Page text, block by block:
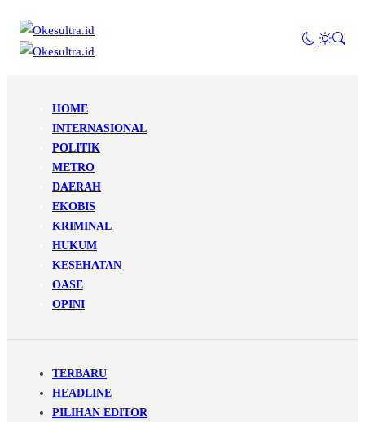
HOME
INTERNASIONAL
POLITIK
METRO
DAERAH
EKOBIS
KRIMINAL
HUKUM
KESEHATAN
OASE
OPINI
TERBARU
HEADLINE
PILIHAN EDITOR